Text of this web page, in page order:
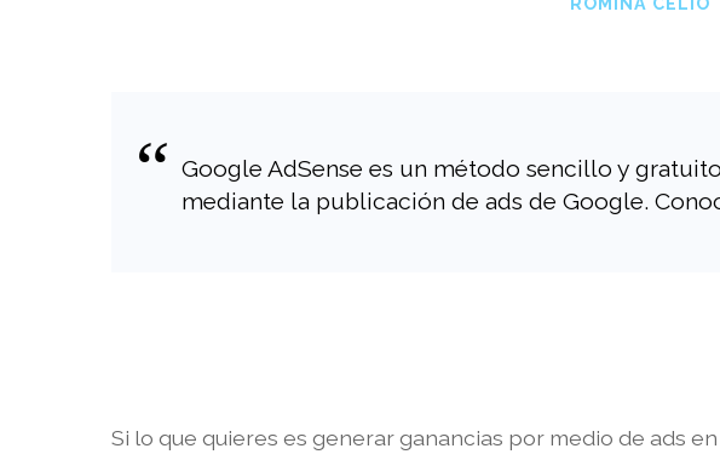
ROMINA CELIO
Google AdSense es un método sencillo y
mediante la publicación de ads de Google.
Si lo que quieres es generar ganancias por medio de ads